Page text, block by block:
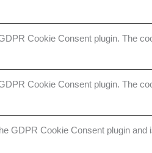
Cookie Consent plugin. The
Cookie Consent plugin. The
GDPR Cookie Consent plugin